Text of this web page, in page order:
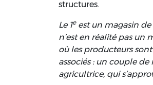
structures.
Le 1eest un magasin de
n’est en réalité pas un
où les producteurs sont
associés : un couple
agricultrice, qui